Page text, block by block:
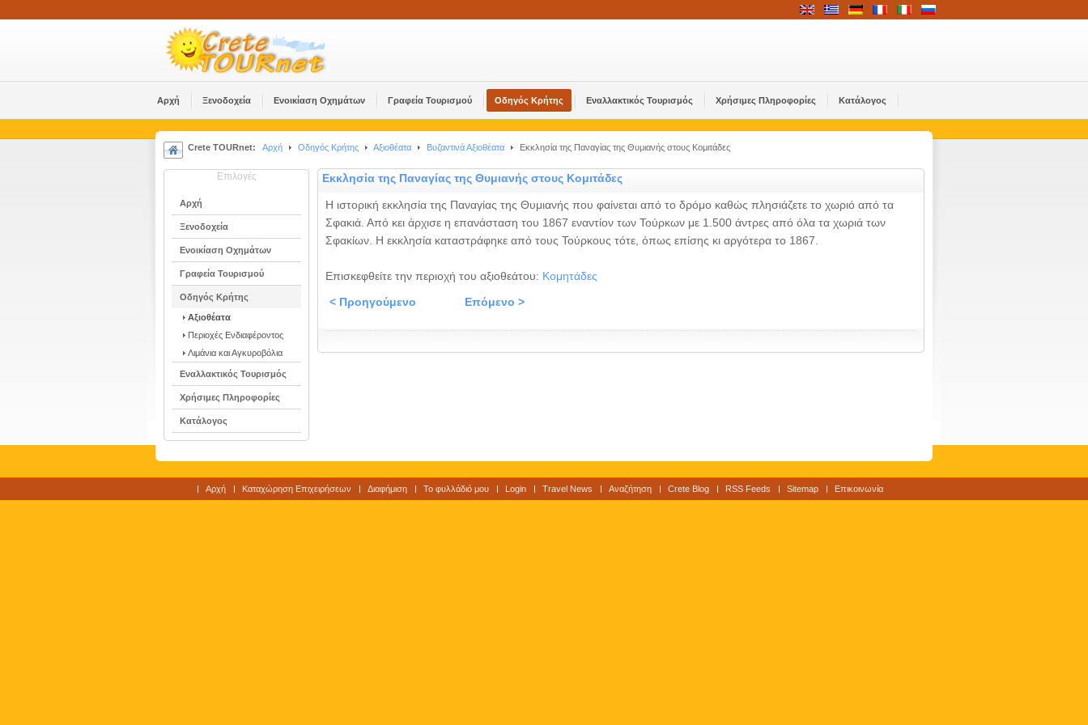
Αρχή Ξενοδοχεία Ενοικίαση Οχημάτων Γραφεία Τουρισμού Οδηγός Κρήτης Εναλλακτικός Τουρισμός Χρήσιμες Πληροφορίες Κατάλογος
Crete TOURnet: Αρχή Οδηγός Κρήτης Αξιοθέατα Βυζαντινά Αξιοθέατα Εκκλησία της Παναγίας της Θυμιανής στους Κομιτάδες
Επιλογές
Αρχή
Ξενοδοχεία
Ενοικίαση Οχημάτων
Γραφεία Τουρισμού
Οδηγός Κρήτης
Αξιοθέατα
Περιοχές Ενδιαφέροντος
Λιμάνια και Αγκυροβόλια
Εναλλακτικός Τουρισμός
Χρήσιμες Πληροφορίες
Κατάλογος
Εκκλησία της Παναγίας της Θυμιανής στους Κομιτάδες
Η ιστορική εκκλησία της Παναγίας της Θυμιανής που φαίνεται από το δρόμο καθώς πλησιάζετε το χωριό από τα
Σφακιά. Από κει άρχισε η επανάσταση του 1867 εναντίον των Τούρκων με 1.500 άντρες από όλα τα χωριά των
Σφακίων. Η εκκλησία καταστράφηκε από τους Τούρκους τότε, όπως επίσης κι αργότερα το 1867.
Επισκεφθείτε την περιοχή του αξιοθεάτου: Κομητάδες
< Προηγούμενο Επόμενο >
Αρχή Καταχώρηση Επιχειρήσεων Διαφήμιση Το φυλλάδιό μου Login Travel News Αναζήτηση Crete Blog RSS Feeds Sitemap Επικοινωνία